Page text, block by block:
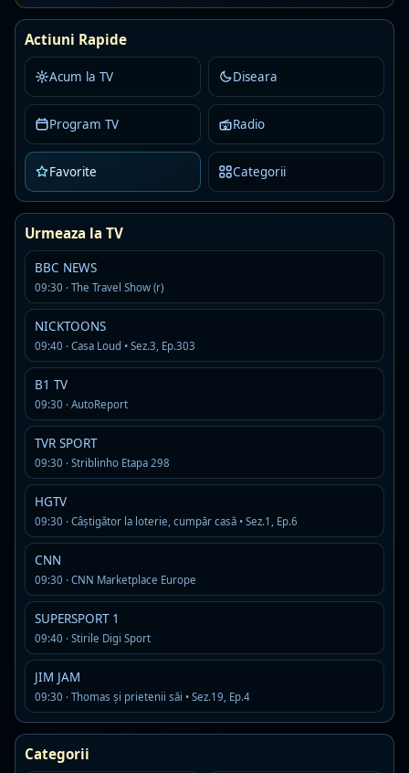
Actiuni Rapide
Acum la TV Diseara
Program TV Radio
Favorite Categorii
Urmeaza la TV
BBC NEWS
09:30 · The Travel Show (r)
NICKTOONS
09:40 · Casa Loud • Sez.3, Ep.303
B1 TV
09:30 · AutoReport
TVR SPORT
09:30 · Striblinho Etapa 298
HGTV
09:30 · Câștigător la loterie, cumpăr casă • Sez.1, Ep.6
CNN
09:30 · CNN Marketplace Europe
SUPERSPORT 1
09:40 · Stirile Digi Sport
JIM JAM
09:30 · Thomas şi prietenii săi • Sez.19, Ep.4
Categorii
22:00 Stirile Digi Sport
22:30 Benfica - Academico
Program maine
01:00 Live Tenis ATP: Montreal Ziua 8
03:00 Live Tenis ATP: Montreal Ziua 8
05:00
07:00 Tenis
08:00 Tenis
10:00
12:00
14:00 Tenis
vezi mai mult program tv
0 din 4 programe suplimentare afisate
Emisiuni, stiri si filme difuzate
frecvent la SUPERSPORT 2
Am adunat in timp cele mai prezente titluri de pe
acest canal, ca sa iti faci o idee rapida despre
continutul pe care il gasesti aici.